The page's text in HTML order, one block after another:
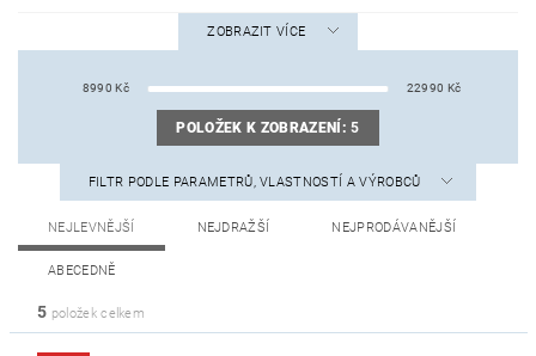
ZOBRAZIT VÍCE
8990 Kč 22990 Kč
POLOŽEK K ZOBRAZENÍ:5
FILTR PODLE PARAMETRŮ, VLASTNOSTÍ A VÝROBCŮ
NEJLEVNĚJŠÍ NEJDRAŽŠÍ NEJPRODÁVANĚJŠÍ
ABECEDNĚ
5 položek celkem